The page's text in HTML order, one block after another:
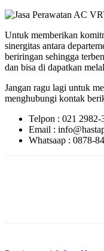
Untuk memberikan
sinergitas antara
beriringan sehingga
dan bisa di dapatkan
Jangan ragu lagi untuk
menghubungi kontak
Telpon : 021
Email :
Whatsaap : 0878-